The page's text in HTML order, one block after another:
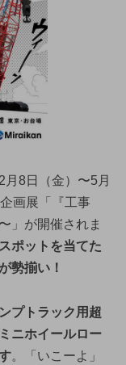
8日（金）〜5月
画展「『工事
」が開催されま
ポットを当てた
勢揃い！
プトラック用超
ニホイールロー
。「いこーよ」